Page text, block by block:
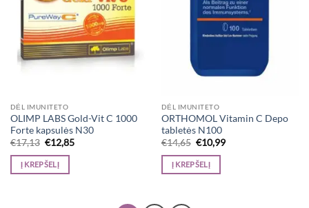
DĖL IMUNITETO
OLIMP LABS Gold-Vit C 1000
Forte kapsulės N30
€17,13 Original
price
was:
€17,13.
€12,85Current
Į KREPŠELĮ
DĖL IMUNITETO
ORTHOMOL Vitamin C Depo
tabletės N100
€14,65 Original
price
was:
€14,65.
€10,99Current
Į KREPŠELĮ